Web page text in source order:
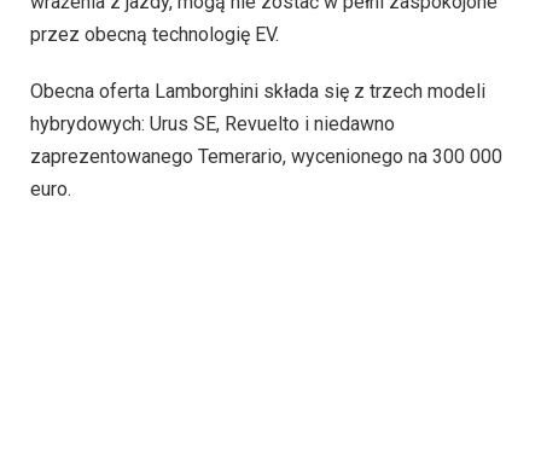
przez obecną technologię EV.
Obecna oferta Lamborghini składa się z trzech modeli
hybrydowych: Urus SE, Revuelto i niedawno
zaprezentowanego Temerario, wycenionego na 300 000
euro.